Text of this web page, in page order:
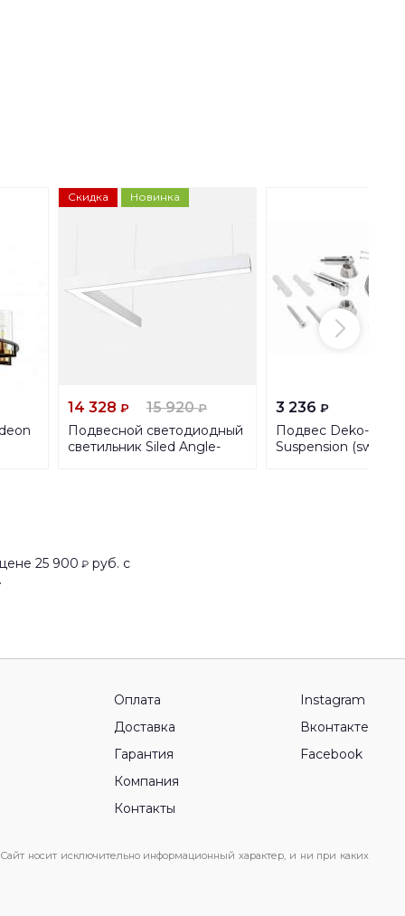
Скидка Новинка
14 328 ₽ 15 920₽
Подвесной светодиодный
светильник Siled Angle-
3 236 ₽
Подвес Deko-Light
Suspension
25 900 ₽руб. с
Оплата
Доставка
Гарантия
Компания
Контакты
Instagram
Вконтакте
Facebook
носит исключительно информационный характер, и ни при каких